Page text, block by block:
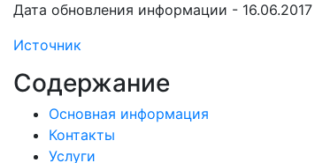
Дата обновления информации - 16.06.2017
Источник
Содержание
Основная информация
Контакты
Услуги